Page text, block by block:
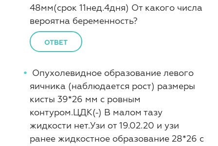
48мм(срок 11нед.4дня) От какого числа
вероятна беременность?
ОТВЕТ
Опухолевидное образование левого
яичника (наблюдается рост) размеры
кисты 39*26 мм с ровным
контуром.ЦДК(-) В малом тазу
жидкости нет.Узи от 19.02.20 и узи
ранее жидкостное образование 28*26 с